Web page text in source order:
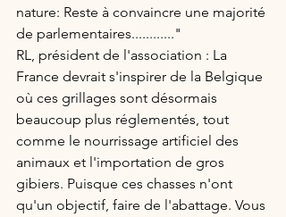
nature: Reste à convaincre une majorité
de parlementaires............"
RL, président de l'association : La
France devrait s'inspirer de la Belgique
où ces grillages sont désormais
beaucoup plus réglementés, tout
comme le nourrissage artificiel des
animaux et l'importation de gros
gibiers. Puisque ces chasses n'ont
qu'un objectif, faire de l'abattage. Vous